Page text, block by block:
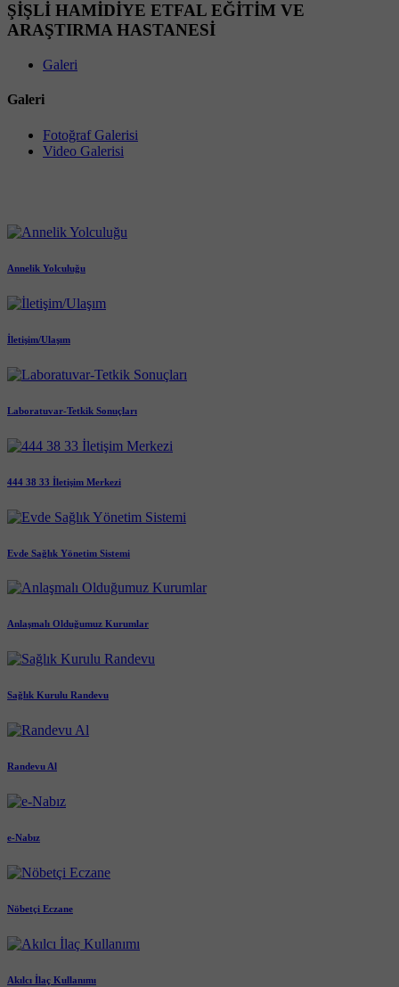
ŞİŞLİ HAMİDİYE ETFAL EĞİTİM VE
ARAŞTIRMA HASTANESİ
Galeri
Galeri
Fotoğraf Galerisi
Video Galerisi
Annelik Yolculuğu
İletişim/Ulaşım
Laboratuvar-Tetkik Sonuçları
444 38 33 İletişim Merkezi
Evde Sağlık Yönetim Sistemi
Anlaşmalı Olduğumuz Kurumlar
Sağlık Kurulu Randevu
Randevu Al
e-Nabız
Nöbetçi Eczane
Akılcı İlaç Kullanımı